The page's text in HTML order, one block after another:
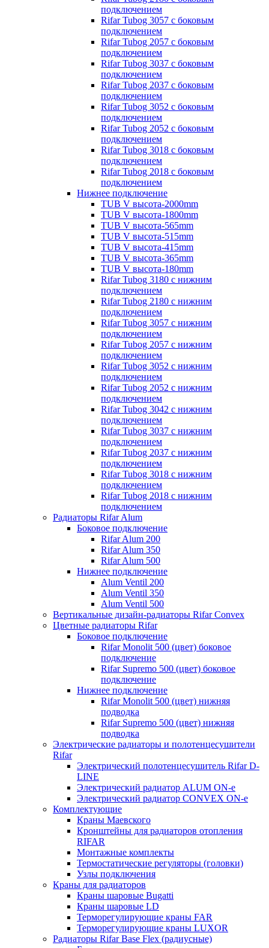
подключением
Rifar Tubog 3057 с боковым
подключением
Rifar Tubog 2057 с боковым
подключением
Rifar Tubog 3037 с боковым
подключением
Rifar Tubog 2037 с боковым
подключением
Rifar Tubog 3052 с боковым
подключением
Rifar Tubog 2052 с боковым
подключением
Rifar Tubog 3018 с боковым
подключением
Rifar Tubog 2018 с боковым
подключением
Нижнее подключение
TUB V высота-2000mm
TUB V высота-1800mm
TUB V высота-565mm
TUB V высота-515mm
TUB V высота-415mm
TUB V высота-365mm
TUB V высота-180mm
Rifar Tubog 3180 с нижним
подключением
Rifar Tubog 2180 с нижним
подключением
Rifar Tubog 3057 с нижним
подключением
Rifar Tubog 2057 с нижним
подключением
Rifar Tubog 3052 с нижним
подключением
Rifar Tubog 2052 с нижним
подключением
Rifar Tubog 3042 с нижним
подключением
Rifar Tubog 3037 с нижним
подключением
Rifar Tubog 2037 с нижним
подключением
Rifar Tubog 3018 с нижним
подключением
Rifar Tubog 2018 с нижним
подключением
Радиаторы Rifar Alum
Боковое подключение
Rifar Alum 200
Rifar Alum 350
Rifar Alum 500
Нижнее подключение
Alum Ventil 200
Alum Ventil 350
Alum Ventil 500
Вертикальные дизайн-радиаторы Rifar Convex
Цветные радиаторы Rifar
Боковое подключение
Rifar Monolit 500 (цвет) боковое
подключение
Rifar Supremo 500 (цвет) боковое
подключение
Нижнее подключение
Rifar Monolit 500 (цвет) нижняя
подводка
Rifar Supremo 500 (цвет) нижняя
подводка
Электрические радиаторы и полотенцесушители
Rifar
Электрический полотенцесушитель Rifar D-
LINE
Электрический радиатор ALUM ON-e
Электрический радиатор CONVEX ON-e
Комплектующие
Краны Маевского
Кронштейны для радиаторов отопления
RIFAR
Монтажные комплекты
Термостатические регуляторы (головки)
Узлы подключения
Краны для радиаторов
Краны шаровые Bugatti
Краны шаровые LD
Терморегулирующие краны FAR
Терморегулирующие краны LUXOR
Радиаторы Rifar Base Flex (радиусные)